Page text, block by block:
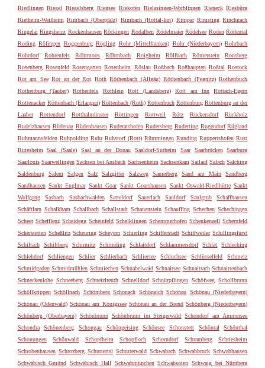
Riedlingen Riegel Riegelsberg Riegsee Riekofen Rielasingen-Worblingen Rieneck Riesbürg
Rietheim-Weilheim Rimbach (Oberpfalz) Rimbach (Rottal-Inn) Rimpar Rimsting Rinchnach
Ringelai Ringsheim Rockenhausen Röckingen Rodalben Rödelmaier Rödelsee Roden Rödental
Roding Röfingen Roggenburg Rögling Rohr (Mittelfranken) Rohr (Niederbayern) Rohrbach
Rohrdorf
Rohrenfels Röhrmoos Röhrnbach Roigheim Röllbach Römerstein
Ronsberg
Rosenberg Rosenfeld Rosengarten Rosenheim Röslau Roßbach Roßhaupten Roßtal Rostock
Rot am See Rot an der Rot Roth Röthenbach (Allgäu) Röthenbach (Pegnitz) Rothenbuch
Rothenburg (Tauber)
Rothenfels Röthlein Rott (Landsberg) Rott am Inn
Rottach-Egern
Rottenacker Röttenbach (Erlangen) Röttenbach (Roth) Rottenbuch Rottenburg Rottenburg an der
Laaber
Rottendorf Rotthalmünster Röttingen Rottweil Rötz Rückersdorf
Rückholz
Rudelzhausen Rüdenau Rüdenhausen Ruderatshofen Rudersberg Ruderting Rugendorf Rügland
Ruhmannsfelden Ruhpolding Ruhr Ruhstorf (Rott) Rümmingen Runding Ruppertshofen Rust
Rutesheim
Saal (Saale) Saal an der Donau Saaldorf-Surheim Saar Saarbrücken
Saarburg
Saarlouis Saarwellingen Sachsen bei Ansbach Sachsenheim Sachsenkam Sailauf Salach Salching
Saldenburg
Salem Salgen Salz Salzgitter Salzweg Samerberg Sand am Main
Sandberg
Sandhausen Sankt Englmar Sankt Goar Sankt Goarshausen Sankt Oswald-Riedlhütte Sankt
Wolfgang
Sasbach Sasbachwalden Satteldorf Sauerlach Sauldorf Saulgrub
Schaffhausen
Schäftlarn Schalkham Schallbach Schallstadt Schauenstein Schaufling Schechen Schechingen
Scheer Schefflenz Scheidegg Scheinfeld Schelklingen Schemmerhofen Schenkenzell Schernfeld
Scherstetten Scheßlitz Scheuring Scheyern Schierling Schifferstadt Schiffweiler Schillingsfürst
Schiltach
Schiltberg Schirmitz Schirnding Schlaitdorf Schlammersdorf Schlat
Schleching
Schlehdorf
Schliengen Schlier Schlierbach Schliersee Schluchsee Schlüsselfeld
Schmelz
Schmidgaden Schmidmühlen Schmiechen Schnabelwaid Schnaitsee Schnaittach Schnaittenbach
Schneckenlohe Schneeberg Schneizlreuth Schnelldorf Schnürpflingen Schöfweg Schollbrunn
Schöllkrippen Schöllnach Schömberg Schonach Schönaich Schönau Schönau (Niederbayern)
Schönau (Odenwald) Schönau am Königssee Schönau an der Brend Schönberg (Niederbayern)
Schönberg (Oberbayern) Schönbrunn Schönbrunn im Steigerwald Schondorf am Ammersee
Schondra
Schönenberg Schongau Schöngeising Schönsee Schonstett Schöntal
Schönthal
Schonungen
Schönwald Schopfheim Schopfloch Schorndorf Schramberg
Schriesheim
Schrobenhausen Schrozberg Schuttertal Schutterwald Schwabach Schwabbruck Schwabhausen
Schwäbisch Gmünd Schwäbisch Hall Schwabmünchen Schwabsoien Schwaig bei Nürnberg